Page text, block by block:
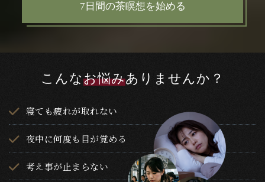
7日間の茶瞑想を始める
こんなお悩みありませんか？
寝ても疲れが取れない
夜中に何度も目が覚める
考え事が止まらない